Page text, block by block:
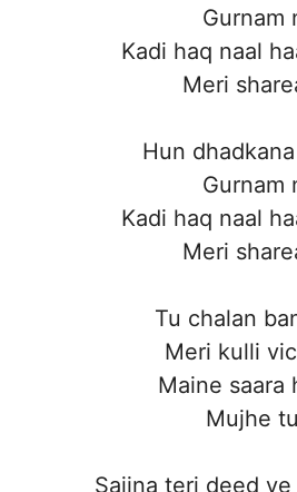
Gurnam
Kadi haq naal
Meri
Hun
Gurnam
Kadi haq naal
Meri
Tu chalan
Meri kulli
Maine saara
Mujhe
Sajjna teri deed